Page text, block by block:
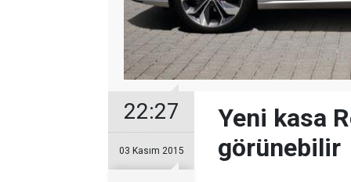
22:27
03 Kasım 2015
Yeni kasa
görünebilir